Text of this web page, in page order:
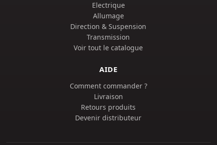
Electrique
Allumage
Direction & Suspension
Transmission
Voir tout le catalogue
AIDE
Comment commander ?
Livraison
Retours produits
Devenir distributeur